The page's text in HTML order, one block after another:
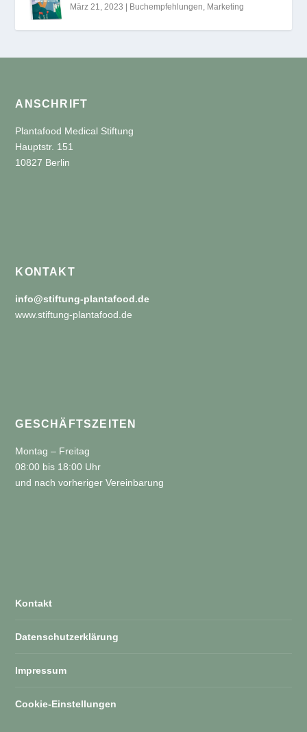
März 21, 2023 | Buchempfehlungen Marketing
ANSCHRIFT
Plantafood Medical Stiftung
Hauptstr. 151
10827 Berlin
KONTAKT
info@stiftung-plantafood.de
www.stiftung-plantafood.de
GESCHÄFTSZEITEN
Montag – Freitag
08:00 bis 18:00 Uhr
und nach vorheriger Vereinbarung
Kontakt
Datenschutzerklärung
Impressum
Cookie-Einstellungen